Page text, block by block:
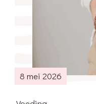
8 mei 2026